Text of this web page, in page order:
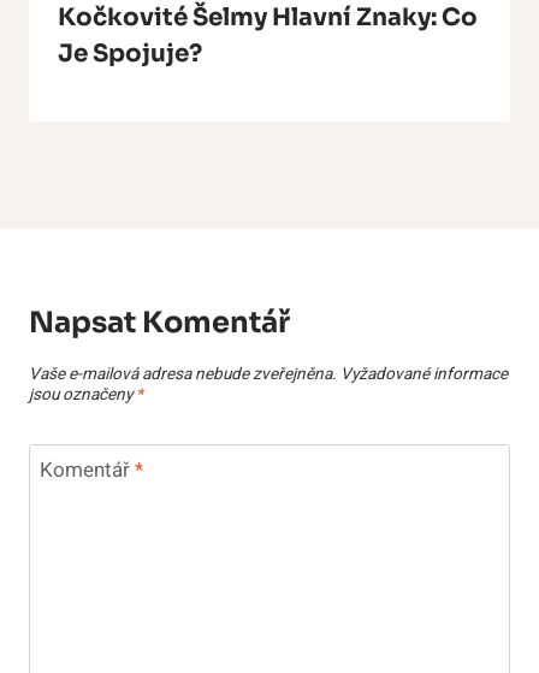
Kočkovité Šelmy Hlavní Znaky: Co
Je Spojuje?
Napsat Komentář
Vaše e-mailová adresa nebude zveřejněna. Vyžadované informace
jsou označeny*
Komentář*